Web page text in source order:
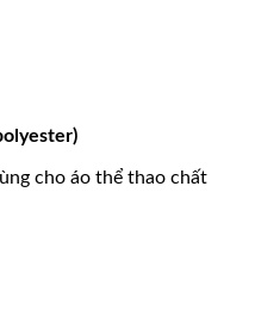
cho áo thể thao chất